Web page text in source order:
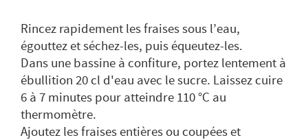
Rincez rapidement les fraises sous l’eau,
égouttez et séchez-les, puis équeutez-les.
Dans une bassine à confiture, portez lentement à
ébullition 20 cl d'eau avec le sucre. Laissez cuire
6 à 7 minutes pour atteindre 110 °C au
thermomètre.
Ajoutez les fraises entières ou coupées et